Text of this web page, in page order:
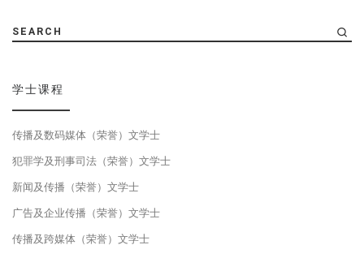
SEARCH
学士课程
传播及数码媒体（荣誉）文学士
犯罪学及刑事司法（荣誉）文学士
新闻及传播（荣誉）文学士
广告及企业传播（荣誉）文学士
传播及跨媒体（荣誉）文学士